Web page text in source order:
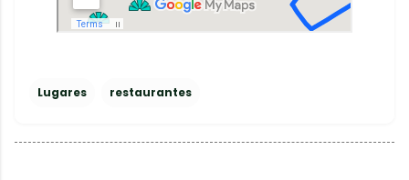
Lugares restaurantes